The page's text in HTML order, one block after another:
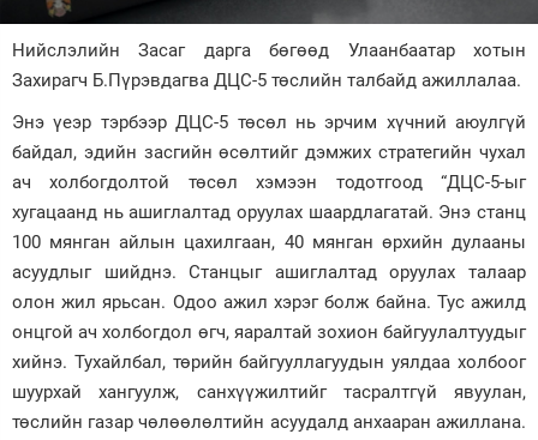
Энтертайнмэнт
Зурхай
Нийслэлийн Засаг дарга бөгөөд Улаанбаатар хотын
Захирагч Б.Пүрэвдагва ДЦС-5 төслийн талбайд ажиллалаа.
Энэ үеэр тэрбээр ДЦС-5 төсөл нь эрчим хүчний аюулгүй
байдал, эдийн засгийн өсөлтийг дэмжих стратегийн чухал
ач холбогдолтой төсөл хэмээн тодотгоод “ДЦС-5-ыг
хугацаанд нь ашиглалтад оруулах шаардлагатай. Энэ станц
100 мянган айлын цахилгаан, 40 мянган өрхийн дулааны
асуудлыг шийднэ. Станцыг ашиглалтад оруулах талаар
олон жил ярьсан. Одоо ажил хэрэг болж байна. Тус ажилд
онцгой ач холбогдол өгч, яаралтай зохион байгуулалтуудыг
хийнэ. Тухайлбал, төрийн байгууллагуудын уялдаа холбоог
шуурхай хангуулж, санхүүжилтийг тасралтгүй явуулан,
төслийн газар чөлөөлөлтийн асуудалд анхааран ажиллана.